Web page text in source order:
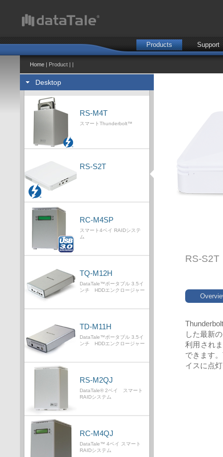
Products Support
Home | Product | |
Desktop
RS-M4T
スマートThunderbolt™
RS-S2T
RC-M4SP
スマート4ベイ RAIDシステ
ム
TQ-M12H
DataTale™ポータブル 3.5イ
ンチ HDDエンクロージャー
TD-M11H
DataTale™ポータブル 3.5イ
ンチ HDDエンクロージャー
RS-M2QJ
DataTale® 2ベイ スマート
RAIDシステム
RC-M4QJ
DataTale™ 4ベイ スマート
RAIDシステム
RS-S2T
した最新
利用され
できます
イスに点